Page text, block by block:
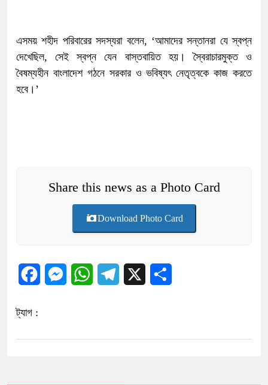
এসময় শহীদ পরিবারের সদস্যরা বলেন, ‘আমাদের সন্তানরা যে স্বপ্ন
দেখেছিল, সেই স্বপ্ন যেন বাস্তবায়িত হয়। স্বৈরাচারমুক্ত ও
বৈষম্যহীন বাংলাদেশ গঠনে সরকার ও ভবিষ্যৎ নেতৃত্বকে কাজ করতে
হবে।’
Share this news as a Photo Card
Download Photo Card
FacebookMessengerWhatsAppTelegram
ট্যাগ :